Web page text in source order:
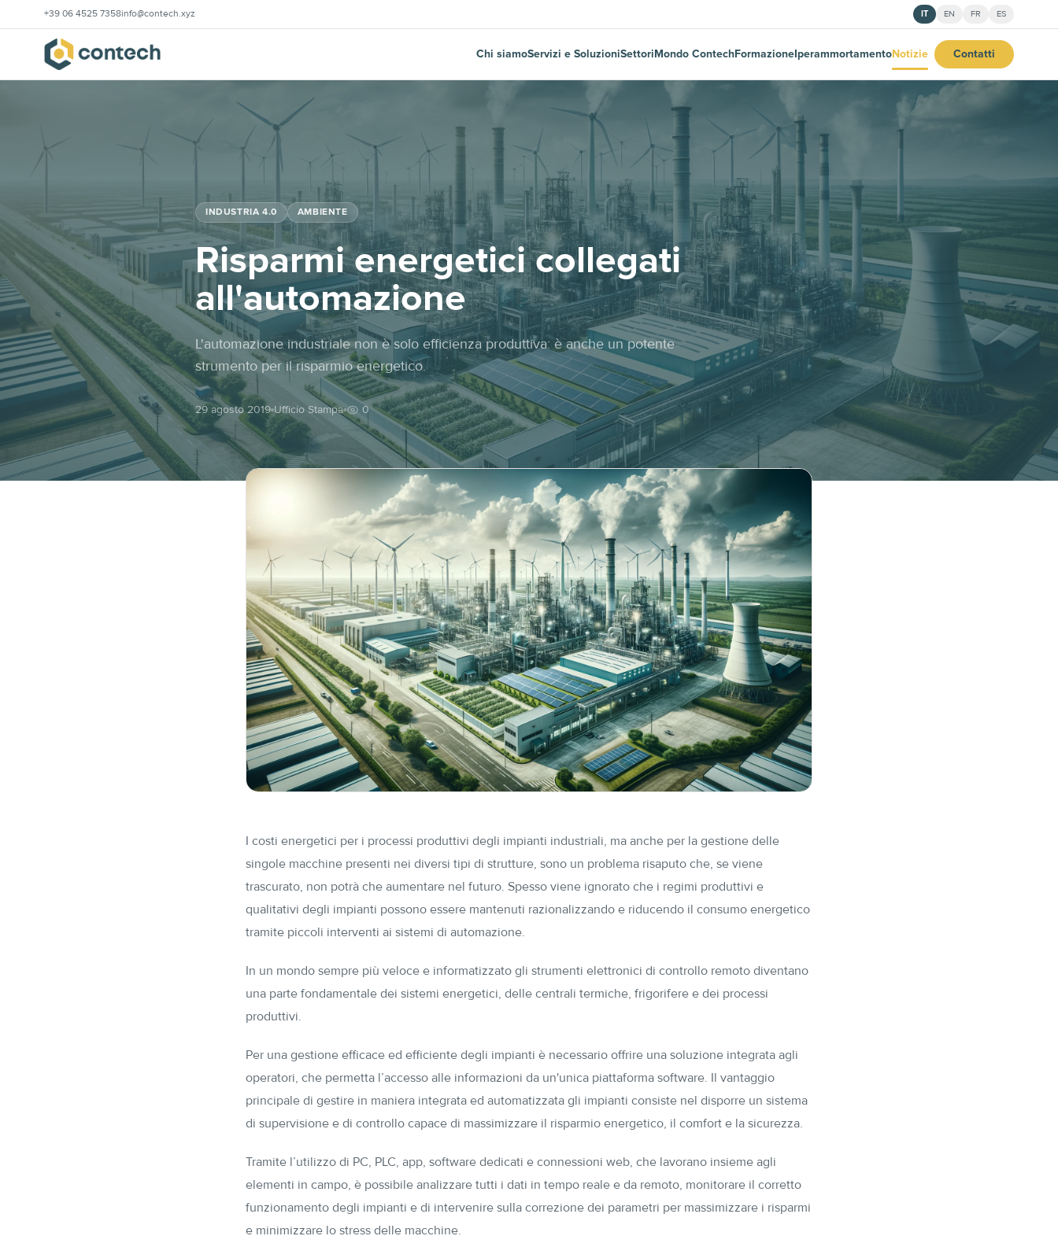
+39 06 4525 7358info@contech.xyz IT EN FR ES
Chi siamoServizi e SoluzioniSettoriMondo ContechFormazioneIperammortamentoNotizie Contatti
INDUSTRIA 4.0 AMBIENTE
Risparmi energetici collegati
all'automazione
L'automazione industriale non è solo efficienza produttiva: è anche un potente
strumento per il risparmio energetico.
29 agosto 2019 Ufficio Stampa 0
I costi energetici per i processi produttivi degli impianti industriali, ma anche per la gestione delle
singole macchine presenti nei diversi tipi di strutture, sono un problema risaputo che, se viene
trascurato, non potrà che aumentare nel futuro. Spesso viene ignorato che i regimi produttivi e
qualitativi degli impianti possono essere mantenuti razionalizzando e riducendo il consumo energetico
tramite piccoli interventi ai sistemi di automazione.
In un mondo sempre più veloce e informatizzato gli strumenti elettronici di controllo remoto diventano
una parte fondamentale dei sistemi energetici, delle centrali termiche, frigorifere e dei processi
produttivi.
Per una gestione efficace ed efficiente degli impianti è necessario offrire una soluzione integrata agli
operatori, che permetta l’accesso alle informazioni da un'unica piattaforma software. Il vantaggio
principale di gestire in maniera integrata ed automatizzata gli impianti consiste nel disporre un sistema
di supervisione e di controllo capace di massimizzare il risparmio energetico, il comfort e la sicurezza.
Tramite l’utilizzo di PC, PLC, app, software dedicati e connessioni web, che lavorano insieme agli
elementi in campo, è possibile analizzare tutti i dati in tempo reale e da remoto, monitorare il corretto
funzionamento degli impianti e di intervenire sulla correzione dei parametri per massimizzare i risparmi
e minimizzare lo stress delle macchine.